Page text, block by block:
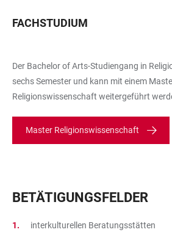
FACHSTUDIUM
Der Bachelor of Arts-Studiengang in
sechs Semester und kann mit einem
Religionswissenschaft weitergeführt
Master Religionswissenschaft
BETÄTIGUNGSFELDER
interkulturellen Beratungsstätten